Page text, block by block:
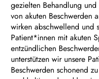
gezielten Behandlung
von akuten Beschwerden
wirken abschwellend und
Patient*innen mit akuten
entzündlichen
unterstützen wir unsere
Beschwerden schonend